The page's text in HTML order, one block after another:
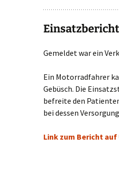
Gemeldet war ein
Ein Motorradfahrer
Gebüsch. Die
befreite den
bei dessen
Link zum Bericht